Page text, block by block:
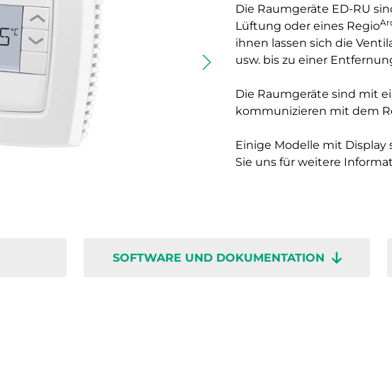
Die Raumgeräte ED-RU
Lüftung oder eines Regio
ihnen lassen sich die
usw. bis zu einer
Die Raumgeräte sind mit
kommunizieren mit dem
Einige Modelle mit
Sie uns für weitere
SOFTWARE UND DOKUMENTATION